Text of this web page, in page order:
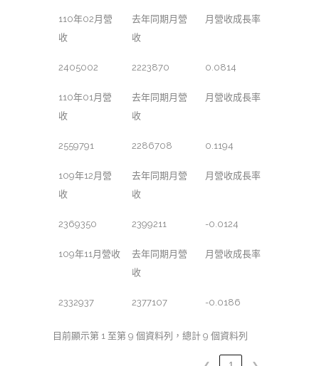
110年02月營
收
去年同期月營
收
月營收成長率
2405002 2223870 0.0814
110年01月營
收
去年同期月營
收
月營收成長率
2559791 2286708 0.1194
109年12月營
收
去年同期月營
收
月營收成長率
2369350 2399211 -0.0124
109年11月營收
去年同期月營
收
月營收成長率
2332937 2377107 -0.0186
目前顯示第 1 至第 9 個資料列，總計 9 個資料列